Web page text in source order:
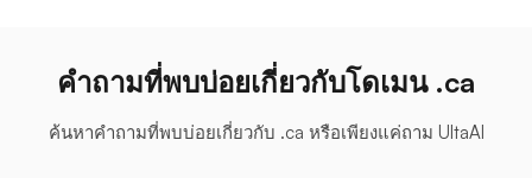
คำถามที่พบบ่อยเกี่ยวกับโดเมน .ca
ค้นหาคำถามที่พบบ่อยเกี่ยวกับ .ca หรือเพียงแค่ถาม UltaAI